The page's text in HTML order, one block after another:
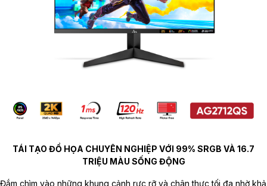
TÁI TẠO ĐỒ HỌA CHUYÊN NGHIỆP VỚI 99% SRGB VÀ 16.7
TRIỆU MÀU SỐNG ĐỘNG
Đắm chìm vào những khung cảnh rực rỡ và chân thực tối đa nhờ khả